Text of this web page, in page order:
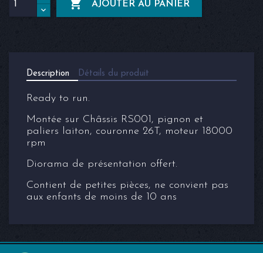
 AJOUTER AU PANIER
Description Détails du produit
Ready to run.
Montée sur Châssis RS001, pignon et
paliers laiton, couronne 26T, moteur 18000
rpm
Diorama de présentation offert.
Contient de petites pièces, ne convient pas
aux enfants de moins de 10 ans